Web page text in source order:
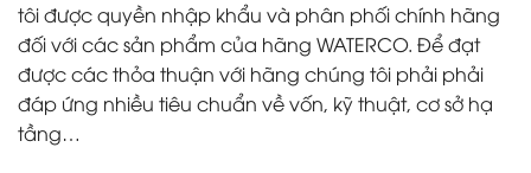
tôi được quyền nhập khẩu và phân phối chính hãng
đối với các sản phẩm của hãng WATERCO. Để đạt
được các thỏa thuận với hãng chúng tôi phải phải
đáp ứng nhiều tiêu chuẩn về vốn, kỹ thuật, cơ sở hạ
tầng…